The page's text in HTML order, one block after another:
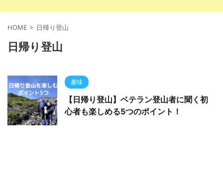
HOME > 日帰り登山
日帰り登山
趣味
【日帰り登山】ベテラン登山者に聞く初
心者も楽しめる5つのポイント！